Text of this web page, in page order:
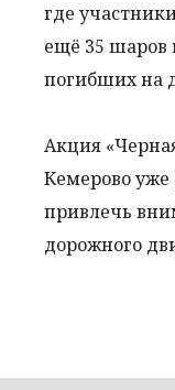
где
ещё 35 шаров
погибших на
Акция
Кемерово уже
привлечь
дорожного